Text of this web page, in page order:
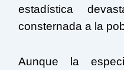
estadística
consternada a la
Aunque la